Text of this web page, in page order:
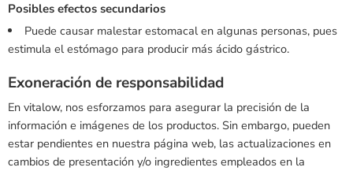
Posibles efectos secundarios
Puede causar malestar estomacal en algunas personas, pues
estimula el estómago para producir más ácido gástrico.
Exoneración de responsabilidad
En vitalow, nos esforzamos para asegurar la precisión de la
información e imágenes de los productos. Sin embargo, pueden
estar pendientes en nuestra página web, las actualizaciones en
cambios de presentación y/o ingredientes empleados en la